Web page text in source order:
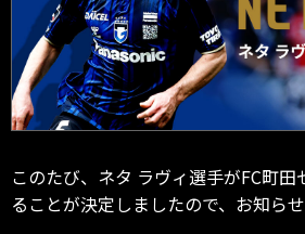
このたび、ネタ ラヴィ選手がFC町
ることが決定しましたので、お知らせ